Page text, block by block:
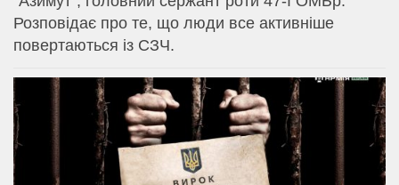
Розповідає про те, що люди все активніше
повертаються із СЗЧ.